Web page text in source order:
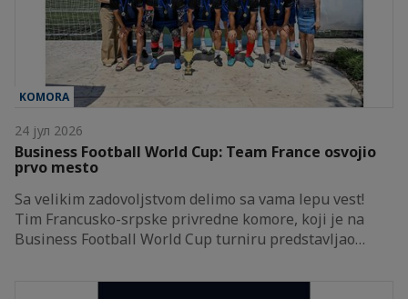
KOMORA
24 јул 2026
Business Football World Cup: Team France osvojio
prvo mesto
Sa velikim zadovoljstvom delimo sa vama lepu vest!
Tim Francusko-srpske privredne komore, koji je na
Business Football World Cup turniru predstavljao…